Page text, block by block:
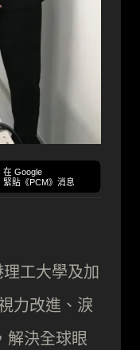
在 Google
緊貼《PCM》消息
工大學及加
力改進、淚
解決全球眼